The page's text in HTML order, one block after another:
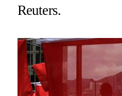
Reuters.